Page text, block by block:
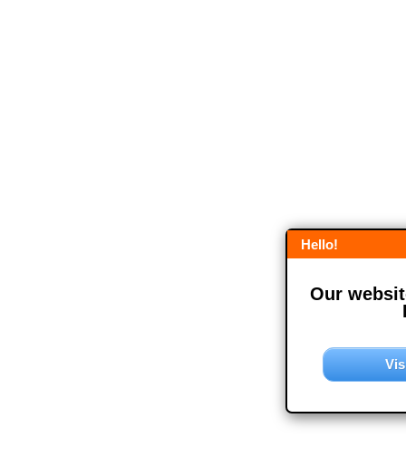
Hello!
Our